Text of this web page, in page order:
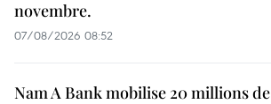
novembre.
07/08/2026 08:52
Nam A Bank mobilise 20 millions de